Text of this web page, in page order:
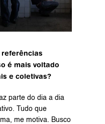
referências
é mais voltado
e coletivas?
parte do dia a dia
Tudo que
me motiva. Busco